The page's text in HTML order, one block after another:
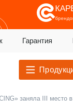
Гарантия
заняла III